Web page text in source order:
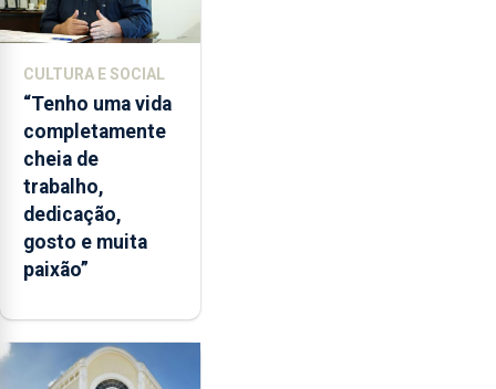
CULTURA E SOCIAL
“Tenho uma vida
completamente
cheia de
trabalho,
dedicação,
gosto e muita
paixão”